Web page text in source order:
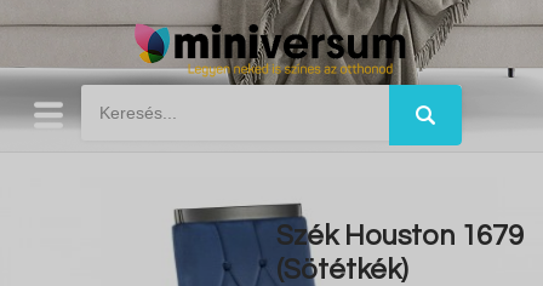
Szék Houston 1679
(Sötétkék)